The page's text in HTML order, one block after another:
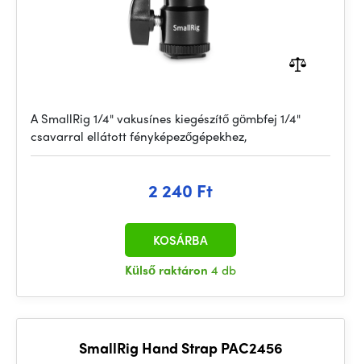
A SmallRig 1/4" vakusínes kiegészítő gömbfej 1/4"
csavarral ellátott fényképezőgépekhez,
2 240 Ft
Külső raktáron 4 db
KOSÁRBA
SmallRig Hand Strap PAC2456